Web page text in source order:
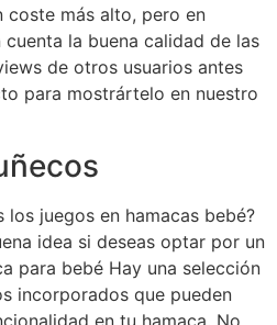
coste más alto, pero en
la buena calidad de las
de otros usuarios antes
para mostrártelo en nuestro
juegos en hamacas bebé?
idea si deseas optar por un
para bebé Hay una selección
incorporados que pueden
en tu hamaca. No